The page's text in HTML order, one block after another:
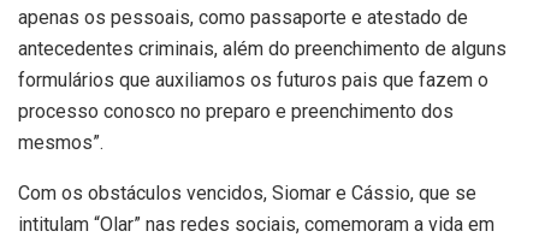
apenas os pessoais, como passaporte e atestado de
antecedentes criminais, além do preenchimento de alguns
formulários que auxiliamos os futuros pais que fazem o
processo conosco no preparo e preenchimento dos
mesmos”.
Com os obstáculos vencidos, Siomar e Cássio, que se
intitulam “Olar” nas redes sociais, comemoram a vida em